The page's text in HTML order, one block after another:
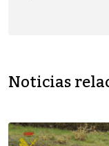
Noticias